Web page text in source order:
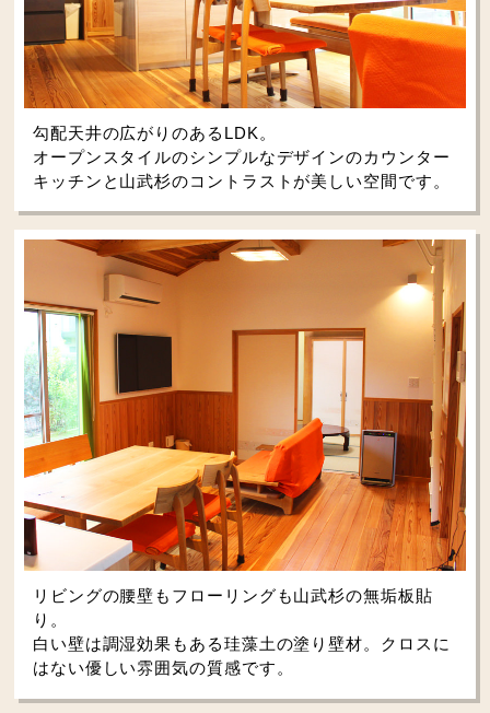
勾配天井の広がりのあるLDK。
オープンスタイルのシンプルなデザインのカウンター
キッチンと山武杉のコントラストが美しい空間です。
リビングの腰壁もフローリングも山武杉の無垢板貼
り。
白い壁は調湿効果もある珪藻土の塗り壁材。クロスに
はない優しい雰囲気の質感です。